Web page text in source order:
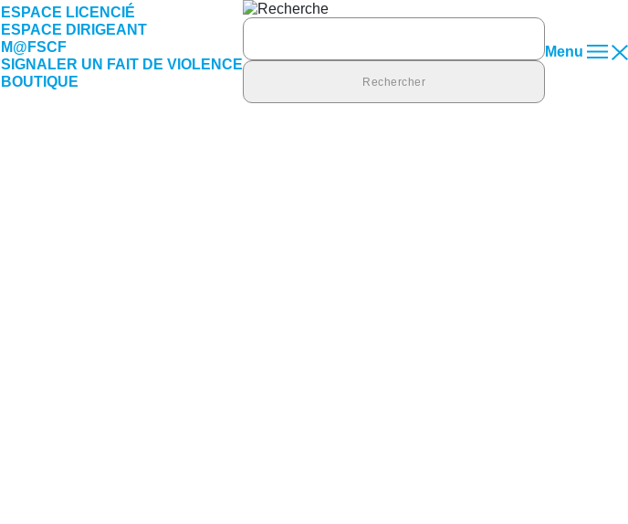
ESPACE LICENCIÉ
ESPACE DIRIGEANT
M@FSCF
SIGNALER UN FAIT DE VIOLENCE
BOUTIQUE
Rechercher :
Menu